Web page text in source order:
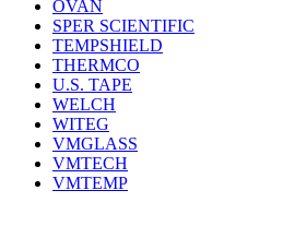
OVAN
SPER SCIENTIFIC
TEMPSHIELD
THERMCO
U.S. TAPE
WELCH
WITEG
VMGLASS
VMTECH
VMTEMP